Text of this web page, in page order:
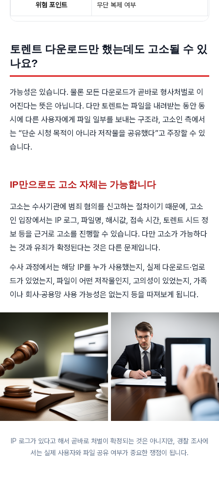
위험 포인트 무단 복제 여부
토렌트 다운로드만 했는데도 고소될 수 있
나요?
가능성은 있습니다. 물론 모든 다운로드가 곧바로 형사처벌로 이
어진다는 뜻은 아닙니다. 다만 토렌트는 파일을 내려받는 동안 동
시에 다른 사용자에게 파일 일부를 보내는 구조라, 고소인 측에서
는 “단순 시청 목적이 아니라 저작물을 공유했다”고 주장할 수 있
습니다.
IP만으로도 고소 자체는 가능합니다
고소는 수사기관에 범죄 혐의를 신고하는 절차이기 때문에, 고소
인 입장에서는 IP 로그, 파일명, 해시값, 접속 시간, 토렌트 시드 정
보 등을 근거로 고소를 진행할 수 있습니다. 다만 고소가 가능하다
는 것과 유죄가 확정된다는 것은 다른 문제입니다.
수사 과정에서는 해당 IP를 누가 사용했는지, 실제 다운로드·업로
드가 있었는지, 파일이 어떤 저작물인지, 고의성이 있었는지, 가족
이나 회사·공용망 사용 가능성은 없는지 등을 따져보게 됩니다.
IP 로그가 있다고 해서 곧바로 처벌이 확정되는 것은 아니지만, 경찰 조사에
서는 실제 사용자와 파일 공유 여부가 중요한 쟁점이 됩니다.